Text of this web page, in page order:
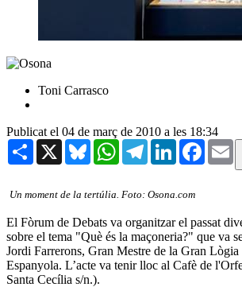
Toni Carrasco
Publicat el 04 de març de 2010 a les 18:34
Share X BlueskyWhatsAppTelegramLinkedIn
Un moment de la tertúlia. Foto: Osona.com
El Fòrum de Debats va organitzar el passat
sobre el tema "Què és la maçoneria?" que va
Jordi Farrerons, Gran Mestre de la Gran
Espanyola. L’acte va tenir lloc al Cafè de
Santa Cecília s/n.).